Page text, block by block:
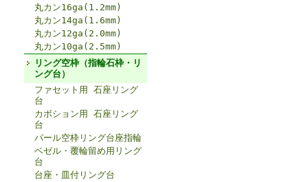
丸カン16ga(1.2mm)
丸カン14ga(1.6mm)
丸カン12ga(2.0mm)
丸カン10ga(2.5mm)
リング空枠（指輪石枠・リ
ング台）
ファセット用 石座リング
台
カボション用 石座リング
台
パール空枠リング台座指輪
ベゼル・覆輪留め用リング
台
台座・皿付リング台